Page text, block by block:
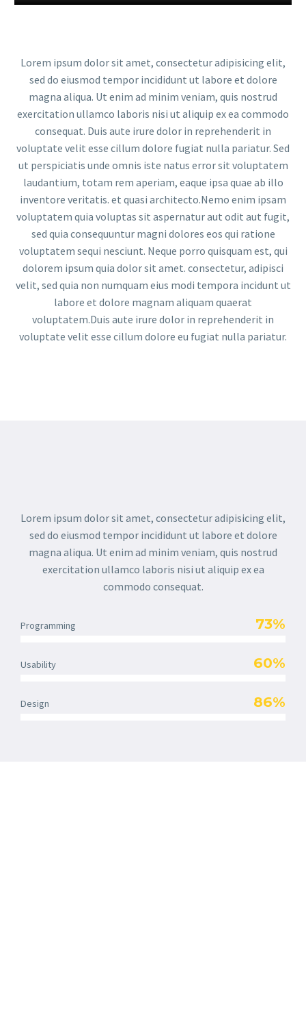
Lorem ipsum dolor sit amet, consectetur adipisicing elit,
sed do eiusmod tempor incididunt ut labore et dolore
magna aliqua. Ut enim ad minim veniam, quis nostrud
exercitation ullamco laboris nisi ut aliquip ex ea commodo
consequat. Duis aute irure dolor in reprehenderit in
voluptate velit esse cillum dolore fugiat nulla pariatur. Sed
ut perspiciatis unde omnis iste natus error sit voluptatem
laudantium, totam rem aperiam, eaque ipsa quae ab illo
inventore veritatis. et quasi architecto.Nemo enim ipsam
voluptatem quia voluptas sit aspernatur aut odit aut fugit,
sed quia consequuntur magni dolores eos qui ratione
voluptatem sequi nesciunt. Neque porro quisquam est, qui
dolorem ipsum quia dolor sit amet. consectetur, adipisci
velit, sed quia non numquam eius modi tempora incidunt ut
labore et dolore magnam aliquam quaerat
voluptatem.Duis aute irure dolor in reprehenderit in
voluptate velit esse cillum dolore eu fugiat nulla pariatur.
Lorem ipsum dolor sit amet, consectetur adipisicing elit,
sed do eiusmod tempor incididunt ut labore et dolore
magna aliqua. Ut enim ad minim veniam, quis nostrud
exercitation ullamco laboris nisi ut aliquip ex ea
commodo consequat.
Programming 73%
Usability 60%
Design 86%